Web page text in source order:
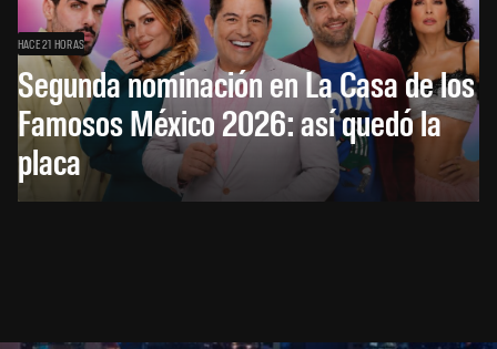
HACE 21 HORAS
Segunda nominación en La Casa de los
Famosos México 2026: así quedó la
placa